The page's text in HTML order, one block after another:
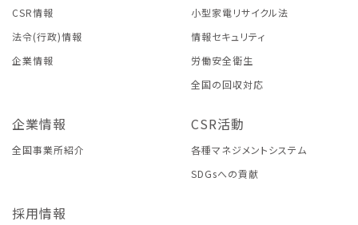
CSR情報
法令(行政)情報
企業情報
小型家電リサイクル法
情報セキュリティ
労働安全衛生
全国の回収対応
企業情報
全国事業所紹介
CSR活動
各種マネジメントシステム
SDGsへの貢献
採用情報